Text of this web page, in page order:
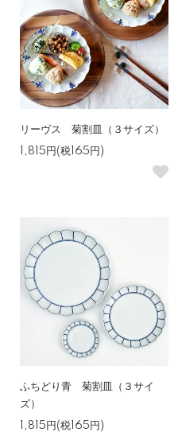
リーヴス 菊割皿（３サイズ）
1,815円(税165円)
ふちどり青 菊割皿（３サイ
ズ）
1,815円(税165円)